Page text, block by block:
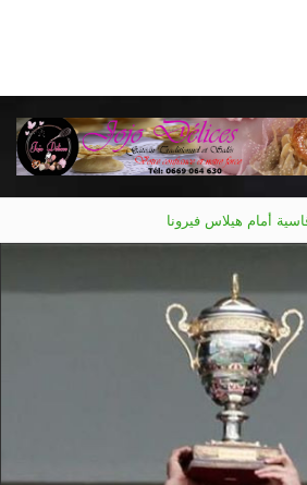
أمام هيلاس فيرونا